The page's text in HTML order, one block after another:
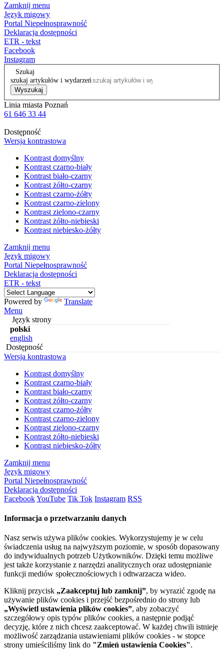
Zamknij menu
Język migowy
Portal Niepełnosprawność
Deklaracja dostępności
ETR - tekst
Facebook
Instagram
Szukaj
szukaj artykułów i wydarzeń
Wyszukaj
Linia miasta Poznań
61 646 33 44
Dostępność
Wersja kontrastowa
Kontrast domyślny
Kontrast czarno-biały
Kontrast biało-czarny
Kontrast żółto-czarny
Kontrast czarno-żółty
Kontrast czarno-zielony
Kontrast zielono-czarny
Kontrast żółto-niebieski
Kontrast niebiesko-żółty
Zamknij menu
Język migowy
Portal Niepełnosprawność
Deklaracja dostępności
ETR - tekst
Powered by
Translate
Menu
Język strony
polski
english
Dostępność
Wersja kontrastowa
Kontrast domyślny
Kontrast czarno-biały
Kontrast biało-czarny
Kontrast żółto-czarny
Kontrast czarno-żółty
Kontrast czarno-zielony
Kontrast zielono-czarny
Kontrast żółto-niebieski
Kontrast niebiesko-żółty
Zamknij menu
Język migowy
Portal Niepełnosprawność
Deklaracja dostępności
FacebookYouTube Tik Tok Instagram RSS
Informacja o przetwarzaniu danych
Nasz serwis używa plików cookies. Wykorzystujemy je w celu
świadczenia usług na najwyższym poziomie, w sposób dopasowany
do indywidualnych potrzeb Użytkowników. Dzięki temu możliwe
jest także korzystanie z narzędzi analitycznych oraz udostępnianie
funkcji mediów społecznościowych i odtwarzacza wideo.
Kliknij przycisk „Zaakceptuj lub zamknij”, by wyrazić zgodę na
używanie plików cookies i przejść bezpośrednio do strony lub
„Wyświetl ustawienia plików cookies”, aby zobaczyć
szczegółowy opis typów plików cookies, a następnie podjąć
decyzję, które z nich chcesz zaakceptować. W każdej chwili istnieje
możliwość zarządzania ustawieniami plików cookies - w stopce
strony umieściliśmy link do "Zmień ustawienia Cookies".